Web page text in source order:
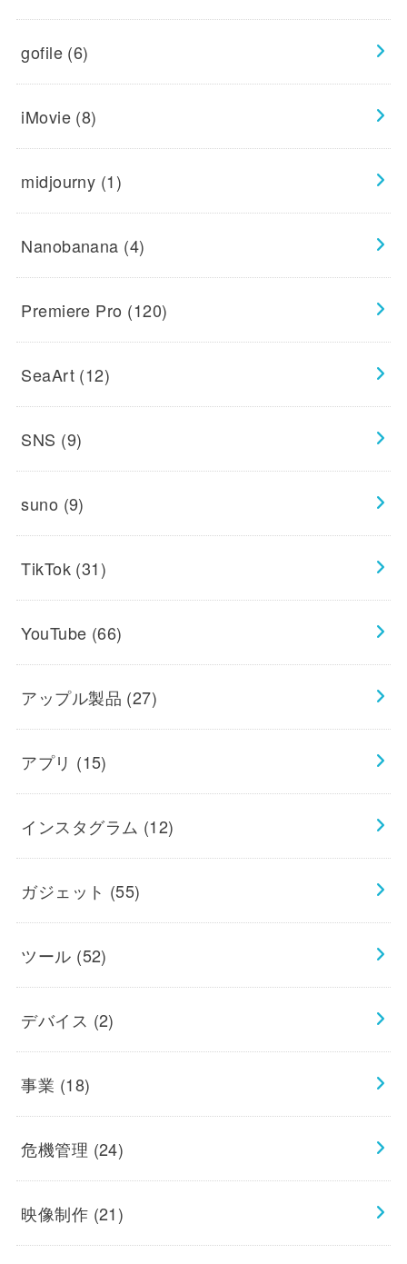
gofile (6)
iMovie (8)
midjourny (1)
Nanobanana (4)
Premiere Pro (120)
SeaArt (12)
SNS (9)
suno (9)
TikTok (31)
YouTube (66)
アップル製品 (27)
アプリ (15)
インスタグラム (12)
ガジェット (55)
ツール (52)
デバイス (2)
事業 (18)
危機管理 (24)
映像制作 (21)